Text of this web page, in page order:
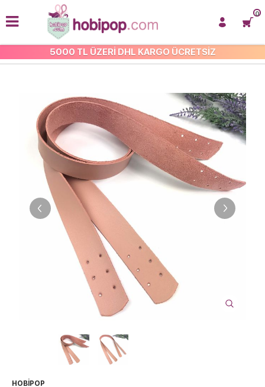
5000 TL ÜZERİ DHL KARGO ÜCRETSİZ
0
TÜM ÇANTA SAPLARI
HOBİPOP